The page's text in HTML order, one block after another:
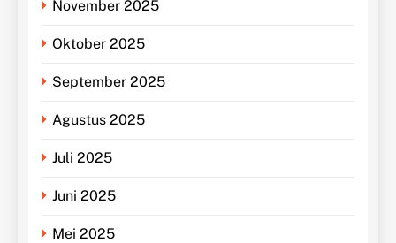
November 2025
Oktober 2025
September 2025
Agustus 2025
Juli 2025
Juni 2025
Mei 2025